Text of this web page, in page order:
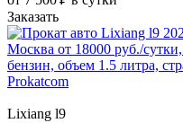
Заказать
Lixiang l9